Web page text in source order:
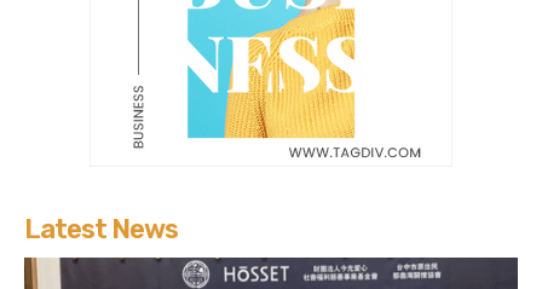
Latest News